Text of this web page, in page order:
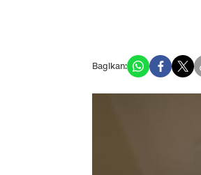
Bagikan: